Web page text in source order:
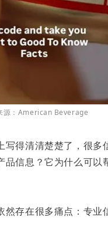
源：American Beverage
得清清楚楚了，很
信息？它为什么可
存在很多痛点：专